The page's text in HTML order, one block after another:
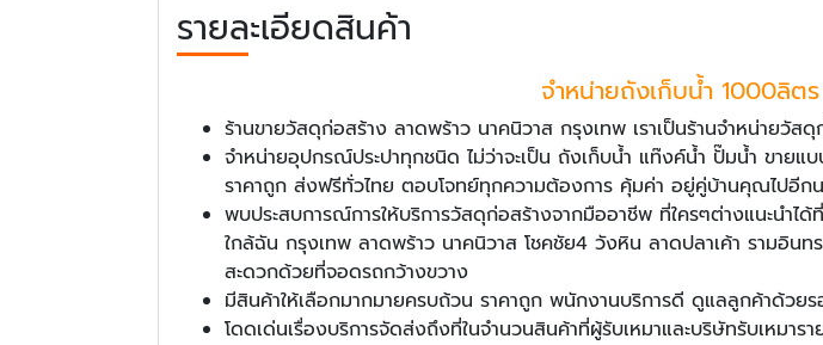
รายละเอียดสินค้า
จำหน่ายถังเก็บน้ำ 1000ลิ
ร้านขายวัสดุก่อสร้าง ลาดพร้าว นาคนิวาส กรุงเทพ เราเป็นร้านจำหน่ายวัส
จำหน่ายอุปกรณ์ประปาทุกชนิด ไม่ว่าจะเป็น ถังเก็บน้ำ แท๊งค์น้ำ ปั๊มน้ำ ขาย
ราคาถูก ส่งฟรีทั่วไทย ตอบโจทย์ทุกความต้องการ คุ้มค่า อยู่คู่บ้านคุณไป
พบประสบการณ์การให้บริการวัสดุก่อสร้างจากมืออาชีพ ที่ใครๆต่างแนะนำ
ใกล้ฉัน กรุงเทพ ลาดพร้าว นาคนิวาส โชคชัย4 วังหิน ลาดปลาเค้า รามอิน
สะดวกด้วยที่จอดรถกว้างขวาง
มีสินค้าให้เลือกมากมายครบถ้วน ราคาถูก พนักงานบริการดี ดูแลลูกค้าด้วย
โดดเด่นเรื่องบริการจัดส่งถึงที่ในจำนวนสินค้าที่ผู้รับเหมาและบริษัทรับเหมาร